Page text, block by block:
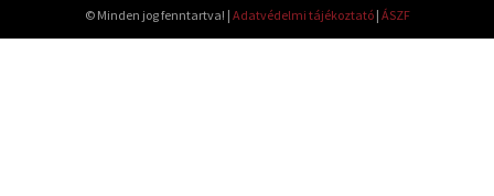
© Minden jog fenntartva! | Adatvédelmi tájékoztató| ÁSZF